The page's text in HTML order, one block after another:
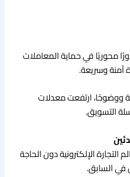
محوريًا في حماية المعاملات
آمنة وسريعة.
ووضوحًا، ارتفعت معدلات
التسويق.
الإلكترونية دون الحاجة
في السابق.